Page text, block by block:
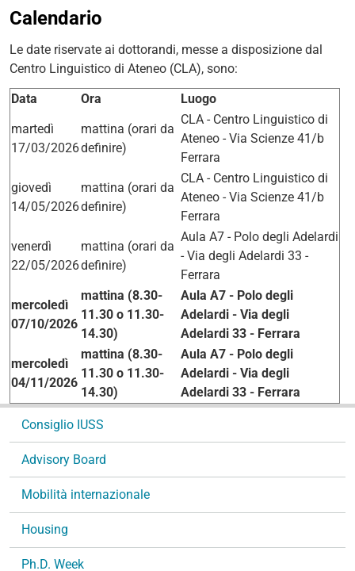
Calendario
Le date riservate ai dottorandi, messe a disposizione dal
Centro Linguistico di Ateneo (CLA), sono:
Data
Ora
Luogo
martedì
17/03/2026
mattina (orari da
definire)
CLA - Centro Linguistico di
Ateneo - Via Scienze 41/b
Ferrara
giovedì
14/05/2026
mattina (orari da
definire)
CLA - Centro Linguistico di
Ateneo - Via Scienze 41/b
Ferrara
venerdì
22/05/2026
mattina (orari da
definire)
Aula A7 - Polo degli Adelardi
- Via degli Adelardi 33 -
Ferrara
mercoledì
07/10/2026
mattina (8.30-
11.30 o 11.30-
14.30)
Aula A7 - Polo degli
Adelardi - Via degli
Adelardi 33 - Ferrara
mercoledì
04/11/2026
mattina (8.30-
11.30 o 11.30-
14.30)
Aula A7 - Polo degli
Adelardi - Via degli
Adelardi 33 - Ferrara
i
a
i
Consiglio IUSS
Advisory Board
Mobilità internazionale
Housing
Ph.D. Week